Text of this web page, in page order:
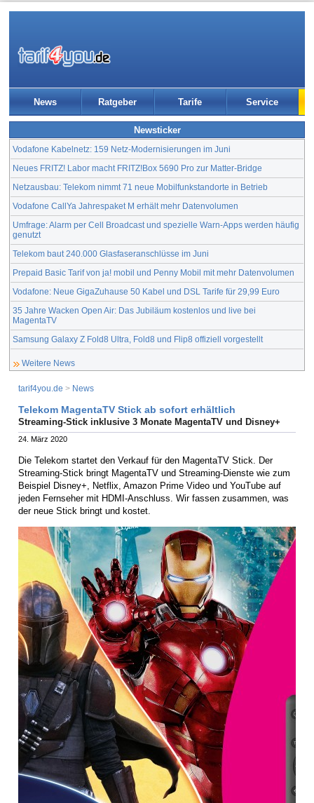
News Ratgeber Tarife Service
Newsticker
Vodafone Kabelnetz: 159 Netz-Modernisierungen im Juni
Neues FRITZ! Labor macht FRITZ!Box 5690 Pro zur Matter-Bridge
Netzausbau: Telekom nimmt 71 neue Mobilfunkstandorte in Betrieb
Vodafone CallYa Jahrespaket M erhält mehr Datenvolumen
Umfrage: Alarm per Cell Broadcast und spezielle Warn-Apps werden häufig
genutzt
Telekom baut 240.000 Glasfaseranschlüsse im Juni
Prepaid Basic Tarif von ja! mobil und Penny Mobil mit mehr Datenvolumen
Vodafone: Neue GigaZuhause 50 Kabel und DSL Tarife für 29,99 Euro
35 Jahre Wacken Open Air: Das Jubiläum kostenlos und live bei
MagentaTV
Samsung Galaxy Z Fold8 Ultra, Fold8 und Flip8 offiziell vorgestellt
Weitere News
tarif4you.de > News
Telekom MagentaTV Stick ab sofort erhältlich
Streaming-Stick inklusive 3 Monate MagentaTV und Disney+
24. März 2020
Die Telekom startet den Verkauf für den MagentaTV Stick. Der
Streaming-Stick bringt MagentaTV und Streaming-Dienste wie zum
Beispiel Disney+, Netflix, Amazon Prime Video und YouTube auf
jeden Fernseher mit HDMI-Anschluss. Wir fassen zusammen, was
der neue Stick bringt und kostet.